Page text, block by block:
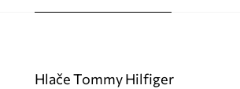
Hlače Tommy Hilfiger